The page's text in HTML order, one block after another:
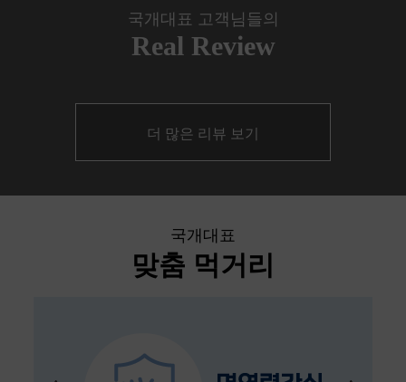
국개대표 고객님들의
Real Review
더 많은 리뷰 보기
국개대표
맞춤 먹거리